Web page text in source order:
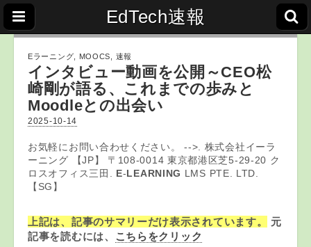
EdTech速報
Eラーニング MOOCS 速報
インタビュー動画を公開～CEO松
崎剛が語る、これまでの歩みと
Moodleとの出会い
2025-10-14
お気軽にお問い合わせください。 -->. 株式会社イーラ
ーニング 【JP】 〒108-0014 東京都港区芝5-29-20 ク
ロスオフィス三田. E-LEARNING LMS PTE. LTD.
【SG】
上記は、記事のサマリーだけ表示されています。
元
記事を読むには、 こちらをクリック